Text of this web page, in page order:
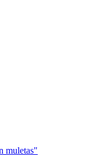
muletas"